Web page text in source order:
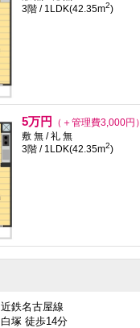
3階 / 1LDK(42.35m2)
5万円
（＋管理費3,000円）
敷 無 / 礼 無
3階 / 1LDK(42.35m2)
近鉄名古屋線
白塚 徒歩14分